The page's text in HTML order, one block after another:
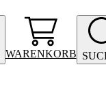
WARENKORB